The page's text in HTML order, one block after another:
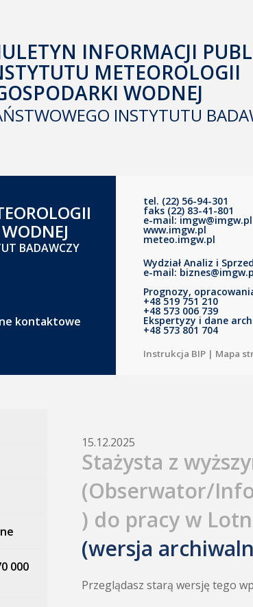
INFORMACJI
METEOROLOGII
WODNEJ
INSTYTUTU
BADAWCZY
kontaktowe
tel. (22) 56-94-301
faks (22) 83-41-801
e-mail: imgw@imgw.pl
www.imgw.pl
meteo.imgw.pl
Wydział Analiz i
e-mail:
Prognozy,
+48 519 751 210
+48 573 006 739
Ekspertyzy i dane
+48 573 801 704
Instrukcja BIP | Mapa
000
15.12.2025
Stażysta z
(Obserwator/
) do pracy w
(wersja
Przeglądasz starą wersję tego